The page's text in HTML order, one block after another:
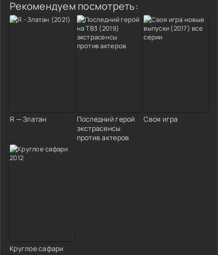
Рекомендуем посмотреть:
Я — Златан
Последний герой
экстрасенсы
против актеров
Своя игра
Круглое сафари